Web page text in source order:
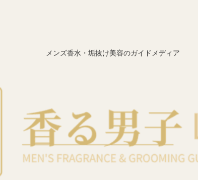
メンズ香水・垢抜け美容のガイドメディア